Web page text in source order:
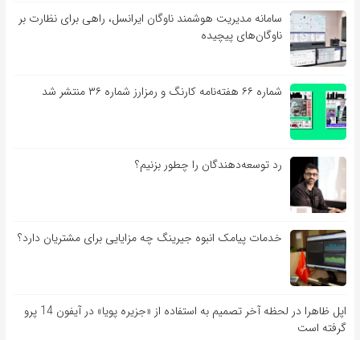
سامانه مدیریت هوشمند ناوگان ایرانسل، راهی برای نظارت بر
ناوگان‌های پیچیده
شماره ۶۶ هفته‌نامه کارنگ و رمزارز شماره ۳۶ منتشر شد
رد توسعه‌دهندگان را چطور بزنیم؟
خدمات پیامک انبوه جیرینگ چه مزایایی برای مشتریان دارد؟
اپل ظاهرا در لحظه آخر تصمیم به استفاده از «جزیره پویا» در آیفون 14 پرو
گرفته است